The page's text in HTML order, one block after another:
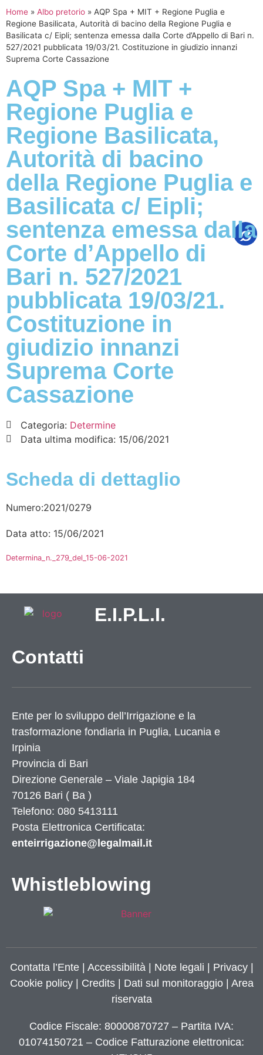
Home » Albo pretorio » AQP Spa + MIT + Regione Puglia e
Regione Basilicata, Autorità di bacino della Regione Puglia e
Basilicata c/ Eipli; sentenza emessa dalla Corte d’Appello di Bari n.
527/2021 pubblicata 19/03/21. Costituzione in giudizio innanzi
Suprema Corte Cassazione
AQP Spa + MIT +
Regione Puglia e
Regione Basilicata,
Autorità di bacino
della Regione Puglia e
Basilicata c/ Eipli;
sentenza emessa dalla
Corte d’Appello di
Bari n. 527/2021
pubblicata 19/03/21.
Costituzione in
giudizio innanzi
Suprema Corte
Cassazione
Categoria: Determine
Data ultima modifica: 15/06/2021
Scheda di dettaglio
Numero:2021/0279
Data atto: 15/06/2021
Determina_n._279_del_15-06-2021
E.I.P.L.I.
Contatti
Ente per lo sviluppo dell’Irrigazione e la
trasformazione fondiaria in Puglia, Lucania e
Irpinia
Provincia di Bari
Direzione Generale – Viale Japigia 184
70126 Bari ( Ba )
Telefono: 080 5413111
Posta Elettronica Certificata:
enteirrigazione@legalmail.it
Whistleblowing
Contatta l’Ente| Accessibilità | Note legali | Privacy|
Cookie policy| Credits| Dati sul monitoraggio | Area
riservata
Codice Fiscale: 80000870727 – Partita IVA:
01074150721 – Codice Fatturazione elettronica: